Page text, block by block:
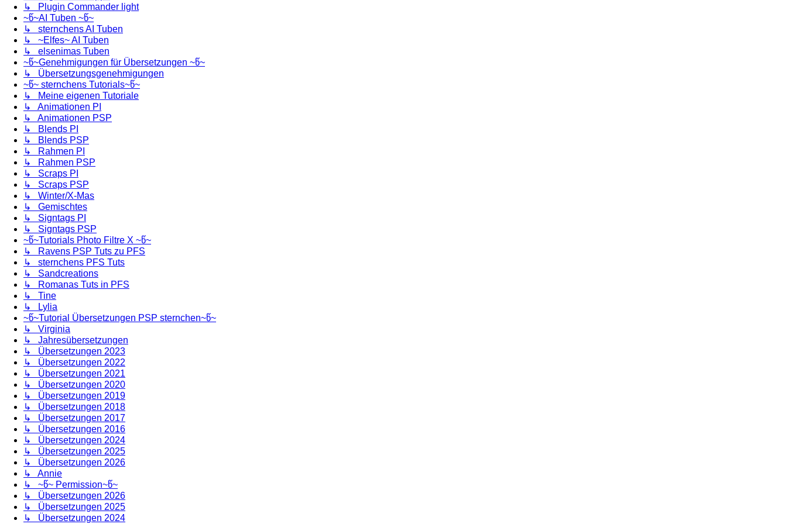
↳ Plugin Commander light
~წ~AI Tuben ~წ~
↳ sternchens AI Tuben
↳ ~Elfes~ AI Tuben
↳ elsenimas Tuben
~წ~Genehmigungen für Übersetzungen ~წ~
↳ Übersetzungsgenehmigungen
~წ~ sternchens Tutorials~წ~
↳ Meine eigenen Tutoriale
↳ Animationen PI
↳ Animationen PSP
↳ Blends PI
↳ Blends PSP
↳ Rahmen PI
↳ Rahmen PSP
↳ Scraps PI
↳ Scraps PSP
↳ Winter/X-Mas
↳ Gemischtes
↳ Signtags PI
↳ Signtags PSP
~წ~Tutorials Photo Filtre X ~წ~
↳ Ravens PSP Tuts zu PFS
↳ sternchens PFS Tuts
↳ Sandcreations
↳ Romanas Tuts in PFS
↳ Tine
↳ Lylia
~წ~Tutorial Übersetzungen PSP sternchen~წ~
↳ Virginia
↳ Jahresübersetzungen
↳ Übersetzungen 2023
↳ Übersetzungen 2022
↳ Übersetzungen 2021
↳ Übersetzungen 2020
↳ Übersetzungen 2019
↳ Übersetzungen 2018
↳ Übersetzungen 2017
↳ Übersetzungen 2016
↳ Übersetzungen 2024
↳ Übersetzungen 2025
↳ Übersetzungen 2026
↳ Annie
↳ ~წ~ Permission~წ~
↳ Übersetzungen 2026
↳ Übersetzungen 2025
↳ Übersetzungen 2024